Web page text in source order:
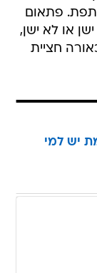
פתאום
או לא ישן,
חציית
יש למי